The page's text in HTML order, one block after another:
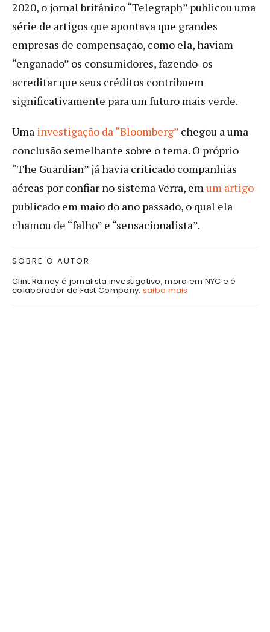
2020, o jornal britânico “Telegraph” publicou uma
série de artigos que apontava que grandes
empresas de compensação, como ela, haviam
“enganado” os consumidores, fazendo-os
acreditar que seus créditos contribuem
significativamente para um futuro mais verde.
Uma investigação da “Bloomberg” chegou a uma
conclusão semelhante sobre o tema. O próprio
“The Guardian” já havia criticado companhias
aéreas por confiar no sistema Verra, emum artigo
publicado em maio do ano passado, o qual ela
chamou de “falho” e “sensacionalista”.
SOBRE O AUTOR
Clint Rainey é jornalista investigativo, mora em NYC e é
colaborador da Fast Company. saiba mais